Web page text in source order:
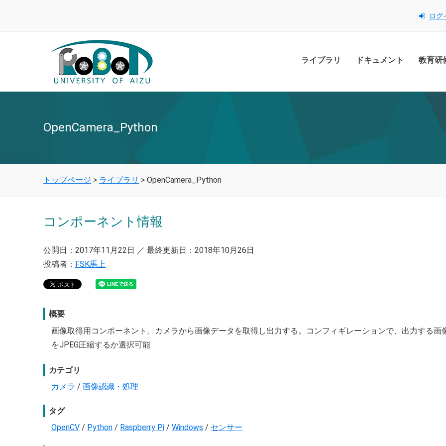
ログ
ライブラリ ドキュメント 教育研
OpenCamera_Python
トップページ > ライブラリ > OpenCamera_Python
コンポーネント情報
公開日：2017年11月22日 ／ 最終更新日：2018年10月26日
投稿者： FSK馬上
概要
画像取得用コンポーネント。カメラから画像データを取得し出力する。コンフィギレーションで、出力する画
をJPEG圧縮するか選択可能
カテゴリ
カメラ / 画像認識・処理
タグ
OpenCV / Python / Raspberry Pi / Windows / センサー